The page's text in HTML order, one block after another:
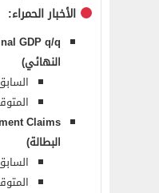
الأخبار الحمراء:
النهائي)
البطالة)